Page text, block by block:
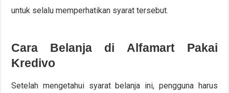
untuk selalu memperhatikan syarat tersebut.
Cara Belanja di Alfamart Pakai
Kredivo
Setelah mengetahui syarat belanja ini, pengguna harus